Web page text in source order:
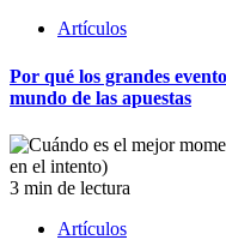
Artículos
Por qué los grandes
mundo de las apuestas
3 min de lectura
Artículos